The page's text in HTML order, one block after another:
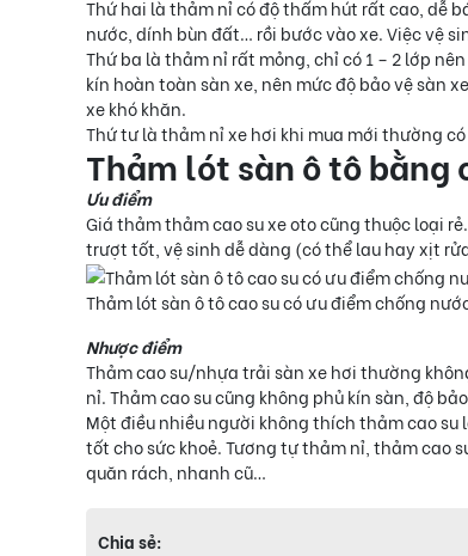
Thứ hai là thảm nỉ có độ thấm hút rất cao, dễ
nước, dính bùn đất… rồi bước vào xe. Việc vệ
Thứ ba là thảm nỉ rất mỏng, chỉ có 1 – 2 lớp
kín hoàn toàn sàn xe, nên mức độ bảo vệ sàn
xe khó khăn.
Thứ tư là thảm nỉ xe hơi khi mua mới thường
Thảm lót sàn ô tô bằng
Ưu điểm
Giá thảm thảm cao su xe oto cũng thuộc loại
trượt tốt, vệ sinh dễ dàng (có thể lau hay xịt
Thảm lót sàn ô tô cao su có ưu điểm chống
Nhược điểm
Thảm cao su/nhựa trải sàn xe hơi thường
nỉ. Thảm cao su cũng không phủ kín sàn, độ
Một điều nhiều người không thích thảm cao su
tốt cho sức khoẻ. Tương tự thảm nỉ, thảm cao
quăn rách, nhanh cũ…
Chia sẻ: